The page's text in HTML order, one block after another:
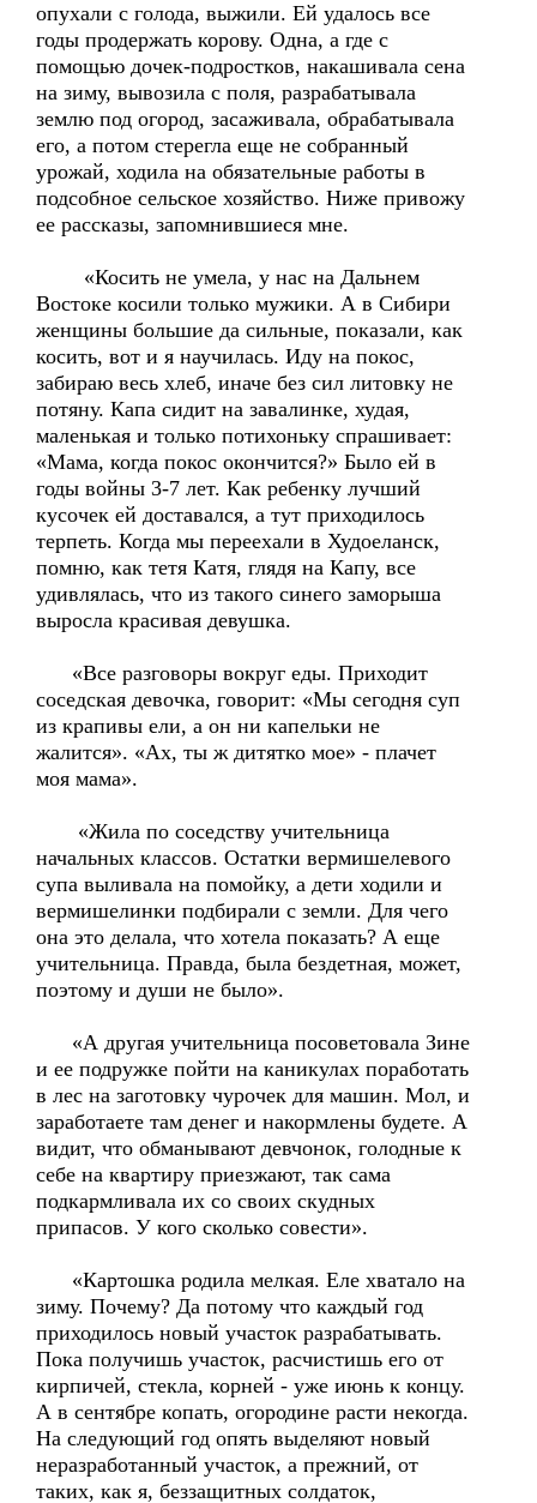
опухали с голода, выжили. Ей удалось все
годы продержать корову. Одна, а где с
помощью дочек-подростков, накашивала сена
на зиму, вывозила с поля, разрабатывала
землю под огород, засаживала, обрабатывала
его, а потом стерегла еще не собранный
урожай, ходила на обязательные работы в
подсобное сельское хозяйство. Ниже привожу
ее рассказы, запомнившиеся мне.
«Косить не умела, у нас на Дальнем
Востоке косили только мужики. А в Сибири
женщины большие да сильные, показали, как
косить, вот и я научилась. Иду на покос,
забираю весь хлеб, иначе без сил литовку не
потяну. Капа сидит на завалинке, худая,
маленькая и только потихоньку спрашивает:
«Мама, когда покос окончится?» Было ей в
годы войны 3-7 лет. Как ребенку лучший
кусочек ей доставался, а тут приходилось
терпеть. Когда мы переехали в Худоеланск,
помню, как тетя Катя, глядя на Капу, все
удивлялась, что из такого синего заморыша
выросла красивая девушка.
«Все разговоры вокруг еды. Приходит
соседская девочка, говорит: «Мы сегодня суп
из крапивы ели, а он ни капельки не
жалится». «Ах, ты ж дитятко мое» - плачет
моя мама».
«Жила по соседству учительница
начальных классов. Остатки вермишелевого
супа выливала на помойку, а дети ходили и
вермишелинки подбирали с земли. Для чего
она это делала, что хотела показать? А еще
учительница. Правда, была бездетная, может,
поэтому и души не было».
«А другая учительница посоветовала Зине
и ее подружке пойти на каникулах поработать
в лес на заготовку чурочек для машин. Мол, и
заработаете там денег и накормлены будете. А
видит, что обманывают девчонок, голодные к
себе на квартиру приезжают, так сама
подкармливала их со своих скудных
припасов. У кого сколько совести».
«Картошка родила мелкая. Еле хватало на
зиму. Почему? Да потому что каждый год
приходилось новый участок разрабатывать.
Пока получишь участок, расчистишь его от
кирпичей, стекла, корней - уже июнь к концу.
А в сентябре копать, огородине расти некогда.
На следующий год опять выделяют новый
неразработанный участок, а прежний, от
таких, как я, беззащитных солдаток,